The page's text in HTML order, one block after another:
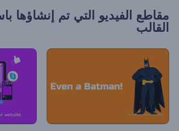
مقاطع الفيديو التي تم إنشاؤها
القالب